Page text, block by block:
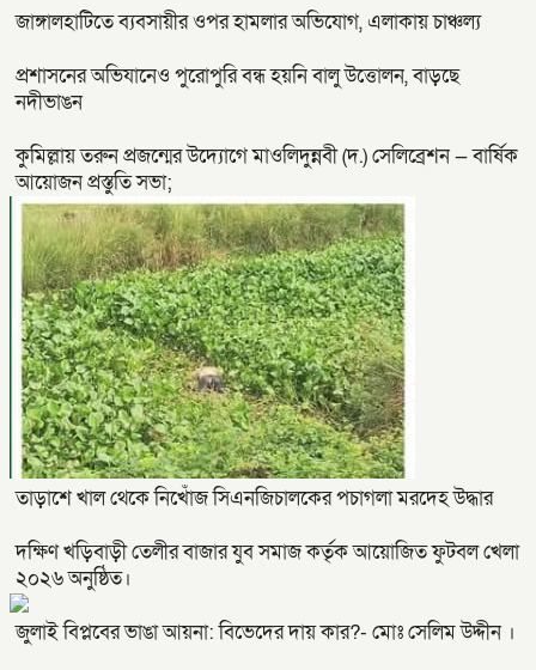
জাঙ্গালহাটিতে ব্যবসায়ীর ওপর হামলার অভিযোগ, এলাকায় চাঞ্চল্য
প্রশাসনের অভিযানেও পুরোপুরি বন্ধ হয়নি বালু উত্তোলন, বাড়ছে
নদীভাঙন
কুমিল্লায় তরুন প্রজন্মের উদ্যোগে মাওলিদুন্নবী (দ.) সেলিব্রেশন — বার্ষিক
আয়োজন প্রস্তুতি সভা;
তাড়াশে খাল থেকে নিখোঁজ সিএনজিচালকের পচাগলা মরদেহ উদ্ধার
দক্ষিণ খড়িবাড়ী তেলীর বাজার যুব সমাজ কর্তৃক আয়োজিত ফুটবল খেলা
২০২৬ অনুষ্ঠিত।
জুলাই বিপ্লবের ভাঙা আয়না: বিভেদের দায় কার?- মোঃ সেলিম উদ্দীন ।